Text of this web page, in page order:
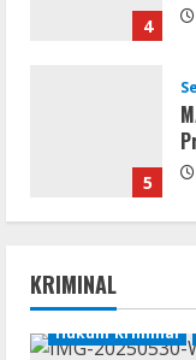
4
5
1
KRIMINAL
Hukum Kriminal